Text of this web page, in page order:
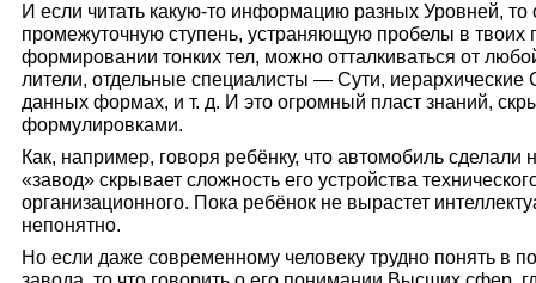
И если читать какую-то информацию разных Уровней, то
промежу­точную ступень, устраняющую пробелы в твоих
формировании тонких тел, можно отталкиваться от
лители, отдельные специалисты — Сути,
данных формах, и т. д. И это огромный пласт знаний,
формулировками.
Как, например, говоря ребёнку, что автомобиль сде­лали
«завод» скрывает сложность его устройства
организационного. Пока ребёнок не вырастет
непонятно.
Но если даже современному человеку трудно понять в